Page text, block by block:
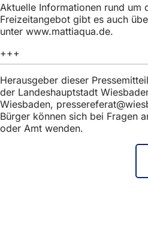
Aktuelle Informationen rund um
Freizeitangebot gibt es auch
unter www.mattiaqua.de.
+++
Herausgeber dieser
der Landeshauptstadt
Wiesbaden, pressereferat
Bürger können sich bei Fragen
oder Amt wenden.